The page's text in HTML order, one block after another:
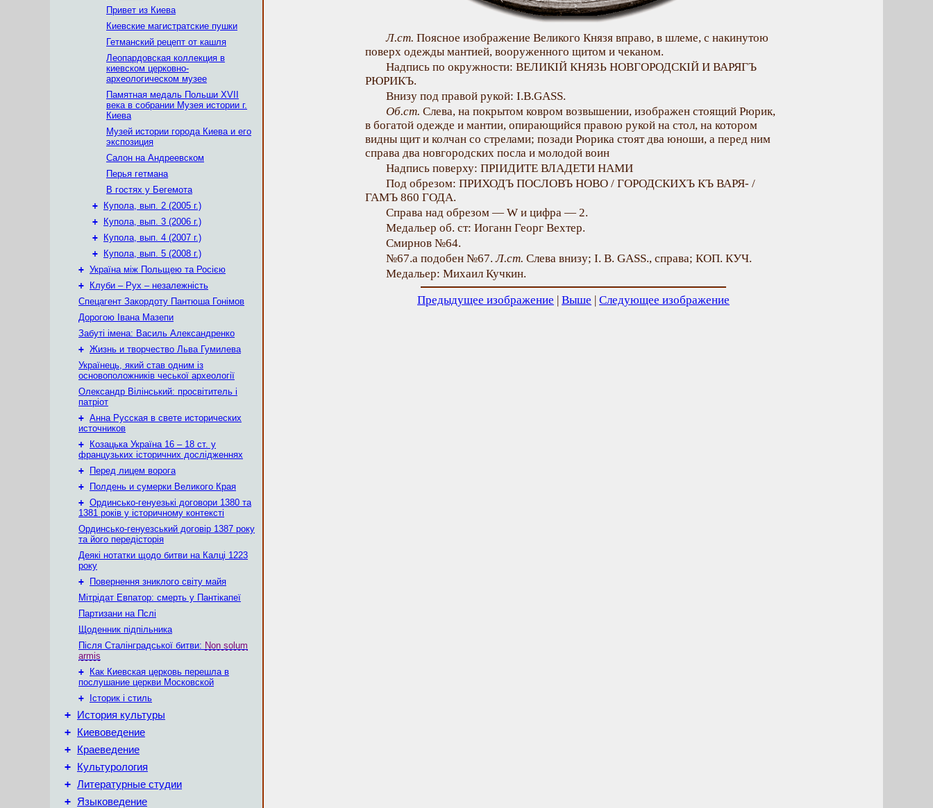
Привет из Киева
Киевские магистратские пушки
Гетманский рецепт от кашля
Леопардовская коллекция в
киевском церковно-
археологическом музее
Памятная медаль Польши ХVII
века в собрании Музея истории г.
Киева
Музей истории города Киева и его
экспозиция
Салон на Андреевском
Перья гетмана
В гостях у Бегемота
+
Купола, вып. 2 (2005 г.)
+
Купола, вып. 3 (2006 г.)
+
Купола, вып. 4 (2007 г.)
+
Купола, вып. 5 (2008 г.)
+ Україна між Польщею та Росією
+
Клуби – Рух – незалежність
Спецагент Закордоту Пантюша Гонімов
Дорогою Івана Мазепи
Забуті імена: Василь Александренко
+ Жизнь и творчество Льва Гумилева
Українець, який став одним із
основоположників чеської археології
Олександр Вілінський: просвітитель і
патріот
+ Анна Русская в свете исторических
источников
+
Козацька Україна 16 – 18 ст. у
французьких історичних дослідженнях
+
Перед лицем ворога
+
Полдень и сумерки Великого Края
+ Ординсько-генуезькі договори 1380 та
1381 років у історичному контексті
Ординсько-генуезський договір 1387 року
та його передісторія
Деякі нотатки щодо битви на Калці 1223
року
+
Повернення зниклого світу майя
Мітрідат Евпатор: смерть у Пантікапеї
Партизани на Пслі
Щоденник підпільника
Після Сталінградської битви: Non solum
armis
+
Как Киевская церковь перешла в
послушание церкви Московской
+
Історик і стиль
+ История культуры
+ Киевоведение
+ Краеведение
+ Культурология
+ Литературные студии
+ Языковедение
Л.ст. Поясное изображение Великого Князя вправо, в шлеме, с накинутою
поверх одежды мантией, вооруженного щитом и чеканом.
Надпись по окружности: ВЕЛИКIЙ КНЯЗЬ НОВГОРОДСКIЙ И ВАРЯГЪ
РЮРИКЪ.
Внизу под правой рукой: І.В.GASS.
Об.ст. Слева, на покрытом ковром возвышении, изображен стоящий Рюрик,
в богатой одежде и мантии, опирающийся правою рукой на стол, на котором
видны щит и колчан со стрелами; позади Рюрика стоят два юноши, а перед ним
справа два новгородских посла и молодой воин
Надпись поверху: ПРIИДИТЕ ВЛАДEТИ НАМИ
Под обрезом: ПРИХОДЪ ПОСЛОВЪ НОВО / ГОРОДСКИХЪ КЪ ВАРЯ- /
ГАМЪ 860 ГОДА.
Справа над обрезом — W и цифра — 2.
Медальер об. ст: Иоганн Георг Вехтер.
Смирнов №64.
№67.а подобен №67.Л.ст. Слева внизу; I. B. GASS., cправа; КОП. КУЧ.
Медальер: Михаил Кучкин.
Предыдущее изображение | Выше | Следующее изображение